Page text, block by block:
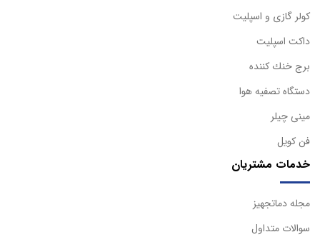
كولر گازی و اسپليت
داكت اسپليت
برج خنك كننده
دستگاه تصفيه هوا
مینی چیلر
فن کویل
خدمات مشتریان
مجله دماتجهیز
سوالات متداول